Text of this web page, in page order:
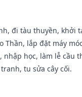
đi tàu thuyền, khởi
lắp đặt máy
học, làm lễ cầu
tu sửa cây cối.